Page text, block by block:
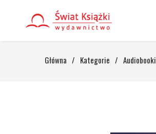
Główna / Kategorie / Audiobooki